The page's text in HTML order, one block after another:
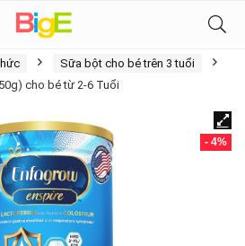
Sữa bột cho bé trên 3 tuổi
cho bé từ 2-6 Tuổi
- 4%